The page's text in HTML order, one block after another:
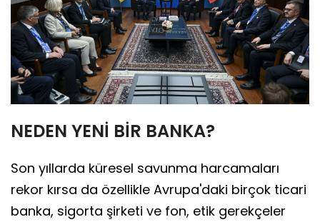
NEDEN YENİ BİR BANKA?
Son yıllarda küresel savunma harcamaları
rekor kırsa da özellikle Avrupa'daki birçok ticari
banka, sigorta şirketi ve fon, etik gerekçeler